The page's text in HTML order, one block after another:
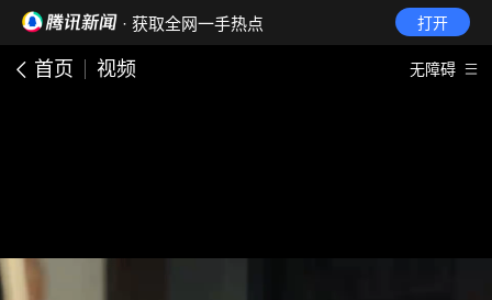
· 获取全网一手热点 打开
首页 视频 无障碍